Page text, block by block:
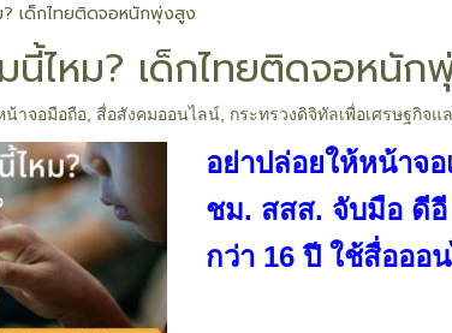
เด็กไทยติดจอหนักพุ่งสูง
ไหม? เด็กไทยติดจอหนัก
น้าจอมือถือ สื่อสังคมออนไลน์ กระทรวงดิจิทัลเพื่อเศรษฐกิจแ
อย่าปล่อยให้หน้าจอ
ชม. สสส. จับมือ ดี
กว่า 16 ปี ใช้สื่อออ